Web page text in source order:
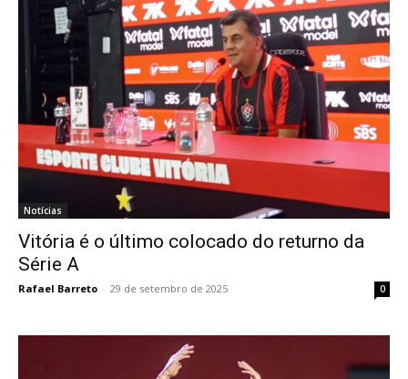
Notícias
Vitória é o último colocado do returno da
Série A
Rafael Barreto - 29 de setembro de 2025 0